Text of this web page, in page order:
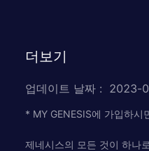
더보기
업데이트 날짜 : 2023-
* MY GENESIS에 가입하
제네시스의 모든 것이 하나로